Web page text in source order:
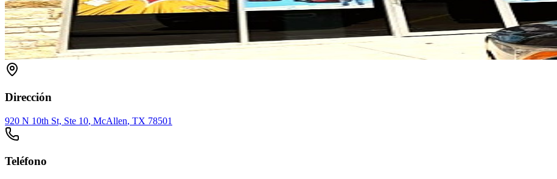
Dirección
920 N 10th St, Ste 10, McAllen, TX 78501
Teléfono